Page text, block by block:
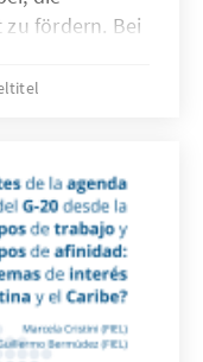
fördern. Bei
tradern“ ist,
bei